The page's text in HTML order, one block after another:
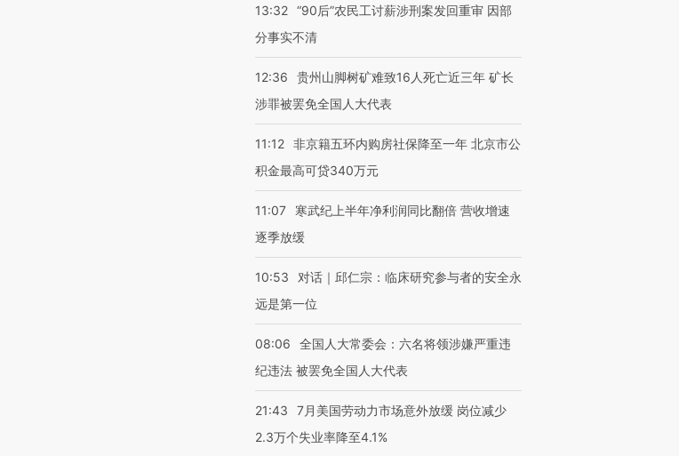
13:32 “90后”农民工讨薪涉刑案发回重审 因部
分事实不清
12:36
贵州山脚树矿难致16人死亡近三年 矿长
涉罪被罢免全国人大代表
11:12 非京籍五环内购房社保降至一年 北京市公
积金最高可贷340万元
11:07
寒武纪上半年净利润同比翻倍 营收增速
逐季放缓
10:53
对话｜邱仁宗：临床研究参与者的安全永
远是第一位
08:06
全国人大常委会：六名将领涉嫌严重违
纪违法 被罢免全国人大代表
21:43
7月美国劳动力市场意外放缓 岗位减少
2.3万个失业率降至4.1%